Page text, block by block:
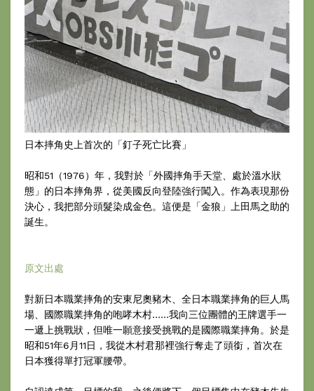
日本摔角史上首次的「釘子死亡比賽」
昭和51（1976）年，我對於「外國摔角手天堂、處於溫水狀
態」的日本摔角界，從美國反向登陸強行闖入。作為表現那份
決心，我把部分頭髮染成金色。這便是「金狼」上田馬之助的
誕生。
原文出處
對新日本職業摔角的安東尼奧豬木、全日本職業摔角的巨人馬
場、國際職業摔角的咆哮木村……我向三位團體的王牌選手一
一遞上挑戰狀，但唯一願意接受挑戰的是國際職業摔角。於是
昭和51年6月11日，我從木村君那裡強行奪走了頭銜，首次在
日本獲得單打冠軍腰帶。